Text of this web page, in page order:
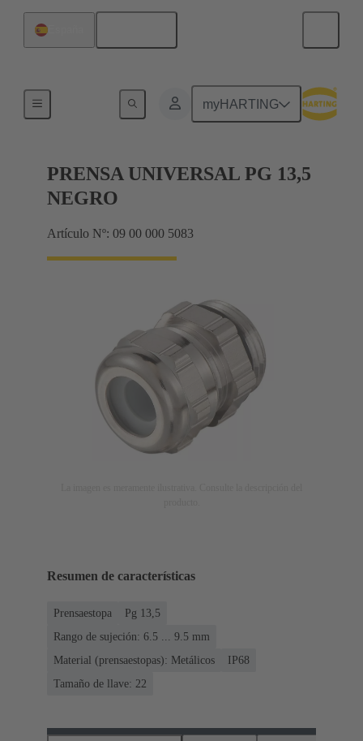
myHARTING
PRENSA UNIVERSAL PG 13,5
NEGRO
Artículo Nº: 09 00 000 5083
Resumen de características
Prensaestopa
Pg 13,5
Rango de sujeción: 6.5 ... 9.5 mm
Material (prensaestopas): Metálicos
IP68
Tamaño de llave: 22